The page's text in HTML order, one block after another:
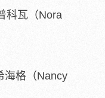
科瓦（Nora
海格（Nancy